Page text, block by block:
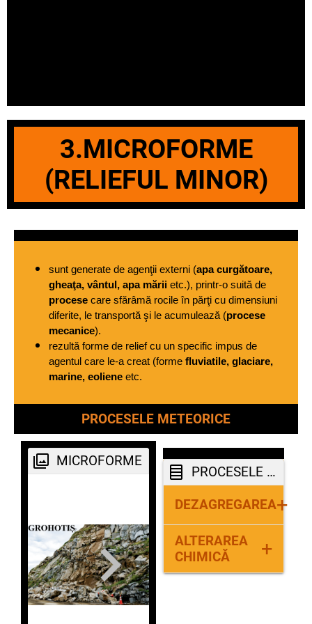
3.MICROFORME
(RELIEFUL MINOR)
sunt generate de agenţii externi (apa curgătoare,
gheaţa, vântul, apa mării
procese care sfărâmă rocile în părţi cu dimensiuni
diferite, le transportă şi le acumulează (procese
mecanice).
rezultă forme de relief cu un specific impus de
agentul care le-a creat (forme fluviatile, glaciare,
marine, eoliene etc.
PROCESELE METEORICE
MICROFORME
PROCESELE METEORICE
DEZAGREGAREA+
DESCOAMARE-
în regiunile
deșertice-
ALTERAREA
CHIMICĂ
+